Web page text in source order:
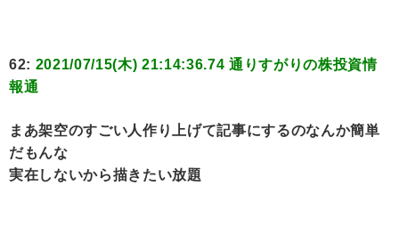
62: 2021/07/15(木) 21:14:36.74 通りすがりの株投資情
報通
まあ架空のすごい人作り上げて記事にするのなんか簡単
だもんな
実在しないから描きたい放題